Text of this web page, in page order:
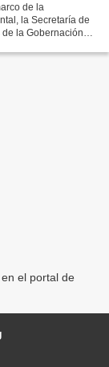
de la
la Secretaría de
la Gobernación
el portal de